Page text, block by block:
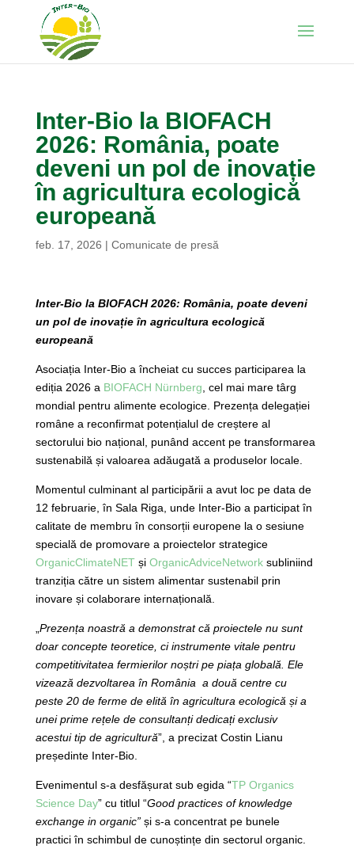
Inter-Bio la BIOFACH
2026: România, poate
deveni un pol de inovație
în agricultura ecologică
europeană
feb. 17, 2026 | Comunicate de presă
Inter-Bio la BIOFACH 2026: România, poate deveni
un pol de inovație în agricultura ecologică
europeană
Asociația Inter-Bio a încheiat cu succes participarea la
ediția 2026 a BIOFACH Nürnberg , cel mai mare târg
mondial pentru alimente ecologice. Prezența delegației
române a reconfirmat potențialul de creștere al
sectorului bio național, punând accent pe transformarea
sustenabilă și valoarea adăugată a produselor locale.
Momentul culminant al participării a avut loc pe data de
12 februarie, în Sala Riga, unde Inter-Bio a participat în
calitate de membru în consorții europene la o sesiune
specială de promovare a proiectelor strategice
OrganicClimateNETși OrganicAdviceNetworksubliniind
tranziția către un sistem alimentar sustenabil prin
inovare și colaborare internațională.
Prezența noastră a demonstrat că proiectele nu sunt
doar concepte teoretice, ci instrumente vitale pentru
competitivitatea fermierilor noștri pe piața globală. Ele
vizează dezvoltarea în România a două centre cu
peste 20 de ferme de elită în agricultura ecologică și a
unei prime rețele de consultanți dedicați exclusiv
acestui tip de agricultură”, a precizat Costin Lianu
președinte Inter-Bio.
Evenimentul s-a desfășurat sub egida “TP Organics
Science Day” cu titlul “Good practices of knowledge
exchange in organic”și s-a concentrat pe bunele
practici în schimbul de cunoștințe din sectorul organic.